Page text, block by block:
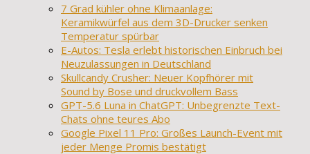
7 Grad kühler ohne Klimaanlage:
Keramikwürfel aus dem 3D-Drucker senken
Temperatur spürbar
E-Autos: Tesla erlebt historischen Einbruch bei
Neuzulassungen in Deutschland
Skullcandy Crusher: Neuer Kopfhörer mit
Sound by Bose und druckvollem Bass
GPT-5.6 Luna in ChatGPT: Unbegrenzte Text-
Chats ohne teures Abo
Google Pixel 11 Pro: Großes Launch-Event mit
jeder Menge Promis bestätigt